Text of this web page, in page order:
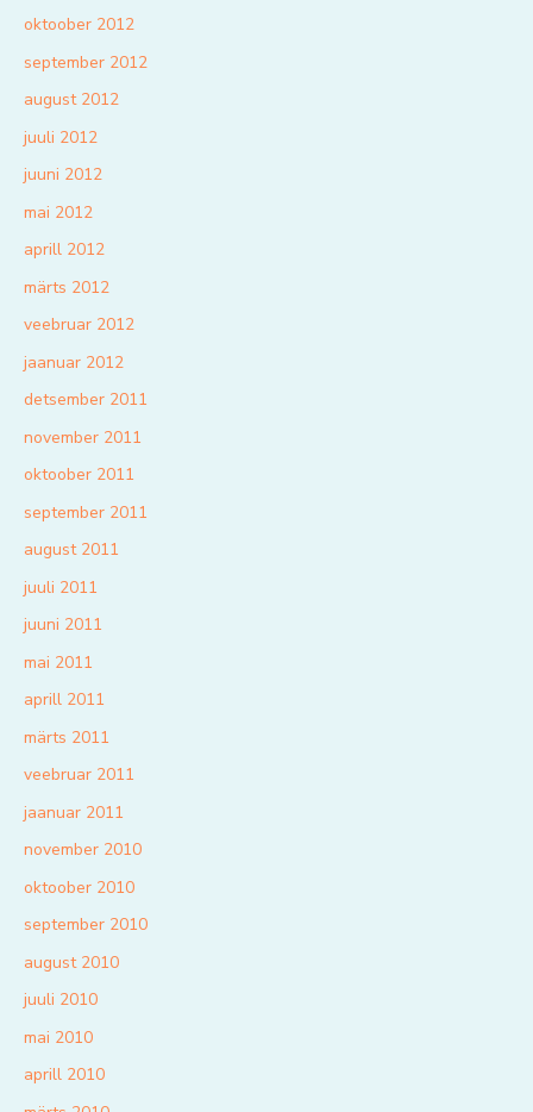
oktoober 2012
september 2012
august 2012
juuli 2012
juuni 2012
mai 2012
aprill 2012
märts 2012
veebruar 2012
jaanuar 2012
detsember 2011
november 2011
oktoober 2011
september 2011
august 2011
juuli 2011
juuni 2011
mai 2011
aprill 2011
märts 2011
veebruar 2011
jaanuar 2011
november 2010
oktoober 2010
september 2010
august 2010
juuli 2010
mai 2010
aprill 2010